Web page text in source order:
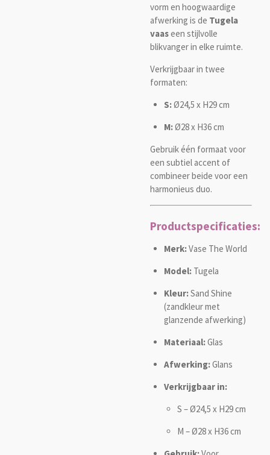
vorm en hoogwaardige
afwerking is de Tugela
vaaseen stijlvolle
blikvanger in elke ruimte.
Verkrijgbaar in twee
formaten:
S:Ø24,5 x H29 cm
M:Ø28 x H36 cm
Gebruik één formaat voor
een subtiel accent of
combineer beide voor een
harmonieus duo.
Productspecificaties:
Merk:Vase The World
Model:Tugela
Kleur:Sand Shine
(zandkleur met
glanzende afwerking)
Materiaal:Glas
Afwerking:Glans
Verkrijgbaar in:
S – Ø24,5 x H29 cm
M – Ø28 x H36 cm